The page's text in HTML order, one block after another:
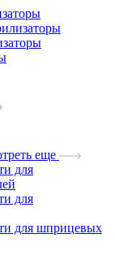
еще
для
для
для шприцевых